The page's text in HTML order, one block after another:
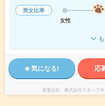
男女比率
女性
気になる! 応
派遣会社 株式会社スタッフ